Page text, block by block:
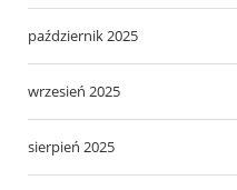
październik 2025
wrzesień 2025
sierpień 2025